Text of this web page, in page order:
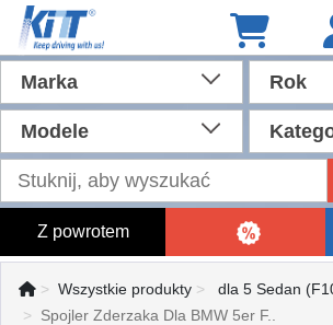
Marka Rok
Modele
Z powrotem
Wszystkie produkty
dla 5 Sedan
Spojler Zderzaka Dla BMW 5er F..